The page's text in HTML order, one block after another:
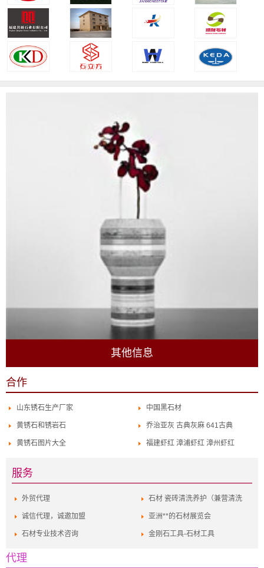
其他信息
合作
山东锈石生产厂家 中国黑石材
黄锈石和锈岩石 乔治亚灰 古典灰麻 641古典
黄锈石图片大全 福建虾红 漳浦虾红 漳州虾红
服务
外贸代理 石材 瓷砖清洗养护（兼营清洗
诚信代理，诚邀加盟 亚洲**的石材展览会
石材专业技术咨询 金刚石工具-石材工具
代理